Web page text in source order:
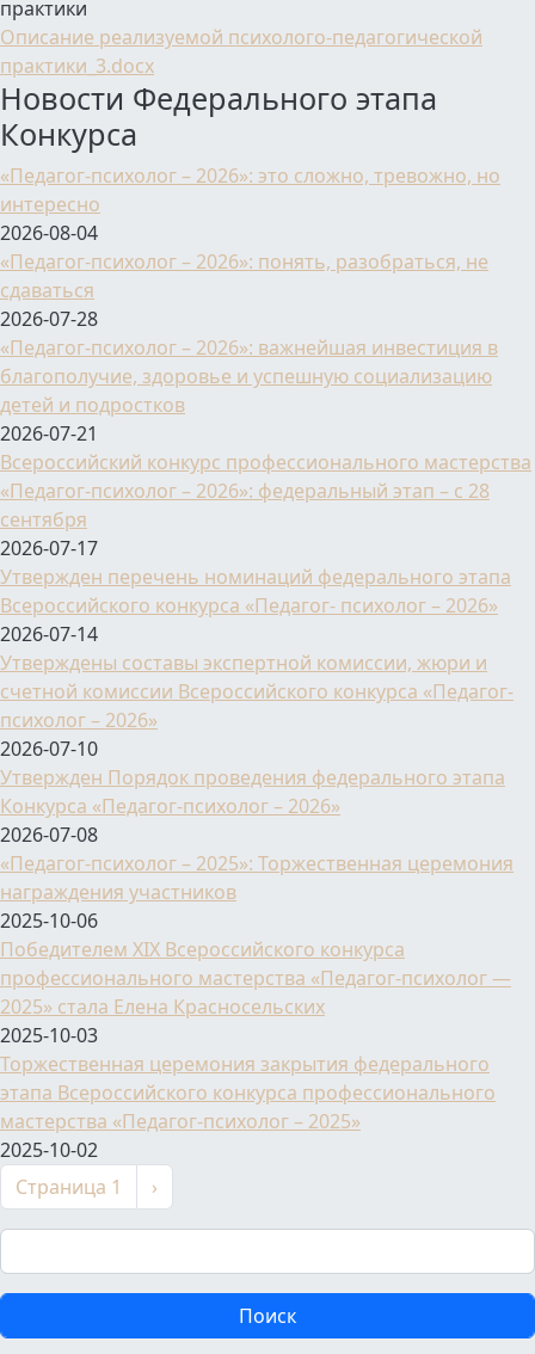
практики
Описание реализуемой психолого-педагогической
практики_3.docx
Новости Федерального этапа
Конкурса
«Педагог-психолог – 2026»: это сложно, тревожно, но
интересно
2026-08-04
«Педагог-психолог – 2026»: понять, разобраться, не
сдаваться
2026-07-28
«Педагог-психолог – 2026»: важнейшая инвестиция в
благополучие, здоровье и успешную социализацию
детей и подростков
2026-07-21
Всероссийский конкурс профессионального мастерства
«Педагог-психолог – 2026»: федеральный этап – с 28
сентября
2026-07-17
Утвержден перечень номинаций федерального этапа
Всероссийского конкурса «Педагог- психолог – 2026»
2026-07-14
Утверждены составы экспертной комиссии, жюри и
счетной комиссии Всероссийского конкурса «Педагог-
психолог – 2026»
2026-07-10
Утвержден Порядок проведения федерального этапа
Конкурса «Педагог-психолог – 2026»
2026-07-08
«Педагог-психолог – 2025»: Торжественная церемония
награждения участников
2025-10-06
Победителем XIX Всероссийского конкурса
профессионального мастерства «Педагог-психолог —
2025» стала Елена Красносельских
2025-10-03
Торжественная церемония закрытия федерального
этапа Всероссийского конкурса профессионального
мастерства «Педагог-психолог – 2025»
2025-10-02
Нумерация страниц
Страница 1 Следующая страница
›
Поиск